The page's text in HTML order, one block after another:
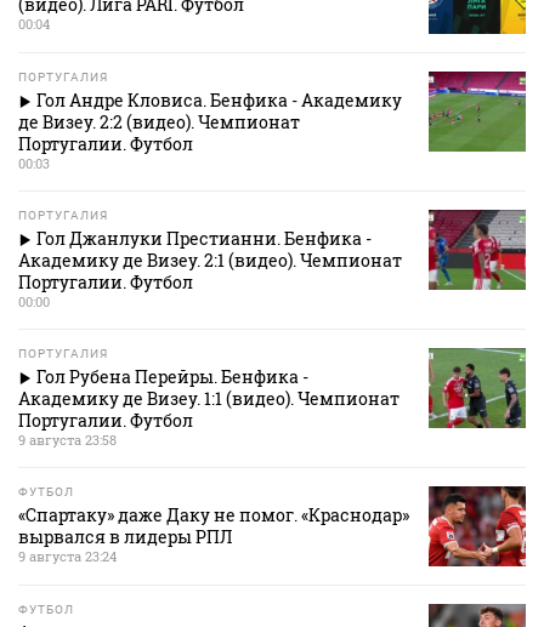
00:04
ПОРТУГАЛИЯ
Гол Андре Кловиса. Бенфика - Академику
де Визеу. 2:2 (видео). Чемпионат
Португалии. Футбол
00:03
ПОРТУГАЛИЯ
Гол Джанлуки Престианни. Бенфика -
Академику де Визеу. 2:1 (видео). Чемпионат
Португалии. Футбол
00:00
ПОРТУГАЛИЯ
Гол Рубена Перейры. Бенфика -
Академику де Визеу. 1:1 (видео). Чемпионат
Португалии. Футбол
9 августа 23:58
ФУТБОЛ
«Спартаку» даже Даку не помог. «Краснодар»
вырвался в лидеры РПЛ
9 августа 23:24
ФУТБОЛ